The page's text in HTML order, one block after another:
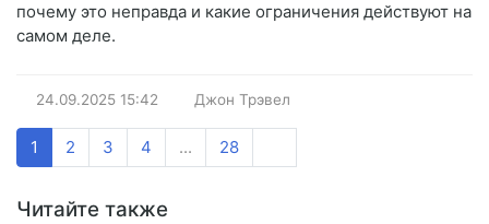
почему это неправда и какие ограничения действуют на
самом деле.
24.09.2025 15:42 Джон Трэвел
1 2 3 4 ... 28
Читайте также